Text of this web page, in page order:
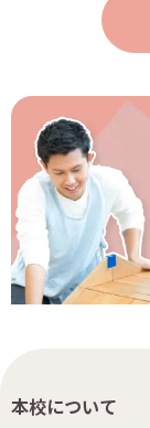
本校について